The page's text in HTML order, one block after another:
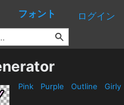
フォント ログイン
Pink Purple Outline Girly